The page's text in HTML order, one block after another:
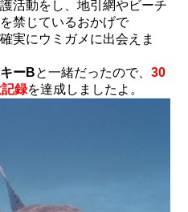
活動をし、地引網やビーチ
禁じているおかげで
実にウミガメに出会えま
ーBと一緒だったので、30
録を達成しましたよ。